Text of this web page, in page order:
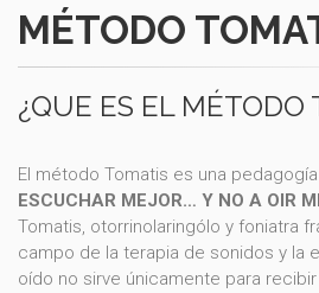
MÉTODO
¿QUE ES EL MÉTODO
El método Tomatis es una
ESCUCHAR MEJOR… Y NO A OIR
Tomatis, otorrinolaringólo y foniatra
campo de la terapia de sonidos y la
oído no sirve únicamente para